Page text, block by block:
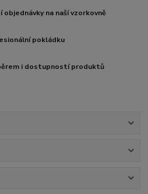
na naší vzorkovně
pokládku
i dostupností produktů